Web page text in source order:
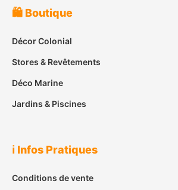
🛍️ Boutique
Décor Colonial
Stores & Revêtements
Déco Marine
Jardins & Piscines
ℹ️ Infos Pratiques
Conditions de vente